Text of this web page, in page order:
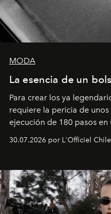
MODA
La esencia de un
Para crear los ya
requiere la pericia de
ejecución de 180 pasos
que se enseña solamente
30.07.2026 por L'Officiel Chile